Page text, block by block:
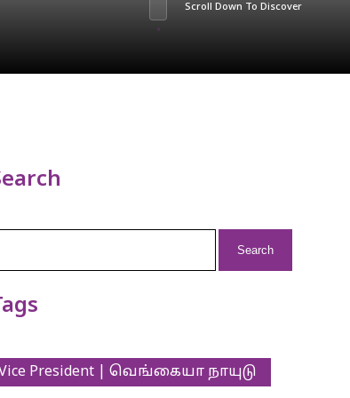
Scroll Down To Discover
President | வெங்கையா நாயுடு